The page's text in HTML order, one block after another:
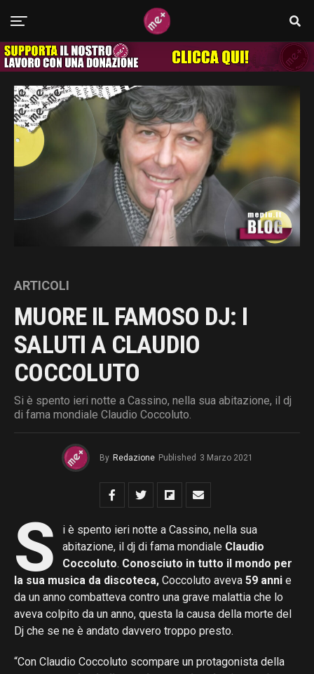
ARTICOLI
MUORE IL FAMOSO DJ: I
SALUTI A CLAUDIO
COCCOLUTO
Si è spento ieri notte a Cassino, nella sua abitazione, il dj
di fama mondiale Claudio Coccoluto.
By Redazione Published 3 Marzo 2021
S
i è spento ieri notte a Cassino, nella sua
abitazione, il dj di fama mondiale Claudio
Coccoluto. Conosciuto in tutto il mondo per
la sua musica da discoteca, Coccoluto aveva 59 anni e
da un anno combatteva contro una grave malattia che lo
aveva colpito da un anno, questa la causa della morte del
Dj che se ne è andato davvero troppo presto.
“Con Claudio Coccoluto scompare un protagonista della